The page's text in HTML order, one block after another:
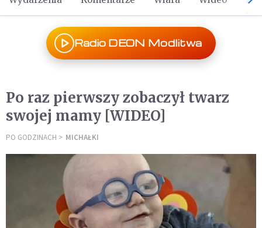
Radio DEON Modlitwa
Po raz pierwszy zobaczył twarz
swojej mamy [WIDEO]
PO GODZINACH MICHAŁKI